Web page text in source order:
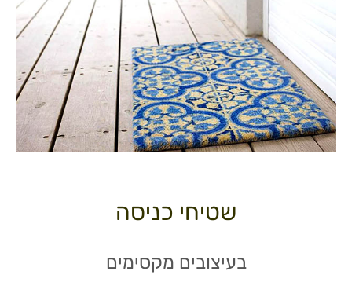
שטיחי כניסה
בעיצובים מקסימים